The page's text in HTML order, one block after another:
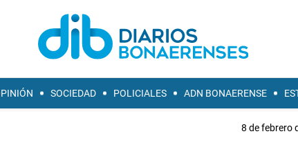
SOCIEDAD POLICIALES ADN BONAERENSE
8 de febrero